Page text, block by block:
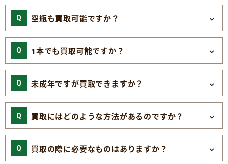
空瓶も買取可能ですか？
1本でも買取可能ですか？
未成年ですが買取できますか？
買取にはどのような方法があるのですか？
買取の際に必要なものはありますか？